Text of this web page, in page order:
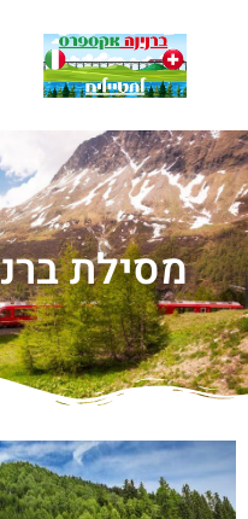
מסילת